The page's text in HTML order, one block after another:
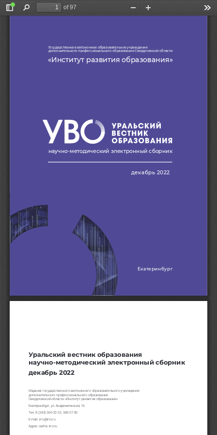
Toggle
Find
of 97
Zoom
Государственное автономное образовательное учреждение
дополнительного профессионального образования Свердловской области
«Институт развития образования»
научно-методический электронный сборник
декабрь 2022
Екатеринбург
Уральский вестник образования
научно-методический электронный сборник
декабрь 2022
Издание государственного автономного образовательного учреждения
дополнительного профессионального образования
Свердловской области «Институт развития образования»
Екатеринбург, ул. Академическая, 16
Тел. 8 (343) 369-22-32, 369-27-50
E-mail: irro@irro.ru
Адрес сайта: irro.ru